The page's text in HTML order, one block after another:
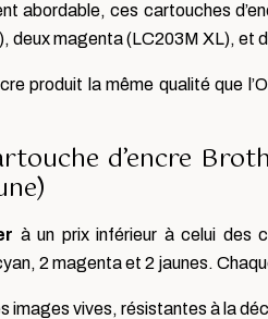
abordable, ces cartouches
deux magenta (LC203M XL), et
produit la même qualité que
d’encre
à un prix inférieur à celui des
2 magenta et 2 jaunes.
images vives, résistantes à la